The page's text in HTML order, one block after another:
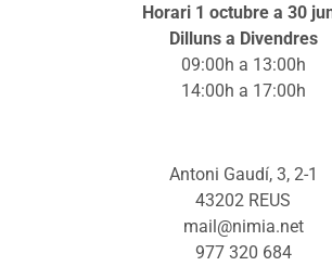
Horari 1 octubre a 30
Dilluns a Divendres
09:00h a 13:00h
14:00h a 17:00h
Antoni Gaudí, 3, 2-1
43202 REUS
mail@nimia.net
977 320 684